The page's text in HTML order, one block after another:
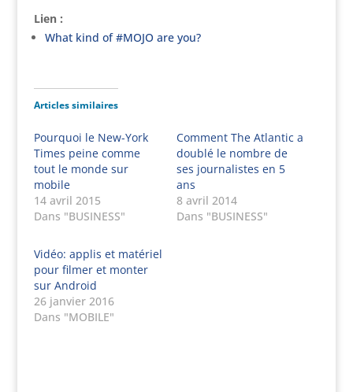
Lien :
What kind of #MOJO are you?
Articles similaires
Pourquoi le New-York
Times peine comme
tout le monde sur
mobile
14 avril 2015
Dans "BUSINESS"
Comment The Atlantic a
doublé le nombre de
ses journalistes en 5
ans
8 avril 2014
Dans "BUSINESS"
Vidéo: applis et matériel
pour filmer et monter
sur Android
26 janvier 2016
Dans "MOBILE"